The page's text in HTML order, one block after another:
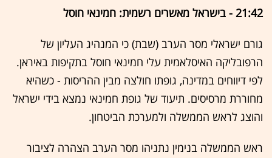
21:42 - בישראל מאשרים רשמית: חמינאי חוסל
גורם ישראלי מסר הערב (שבת) כי המנהיג העליון של
הרפובליקה האיסלאמית עלי חמינאי חוסל בתקיפות באיראן.
לפי דיווחים במדינה, גופתו חולצה מבין ההריסות - כשהיא
מחוררת מרסיסים. תיעוד של גופת חמינאי נמצא בידי ישראל
והוצג לראש הממשלה ולמערכת הביטחון.
ראש הממשלה בנימין נתניהו מסר הערב הצהרה לציבור